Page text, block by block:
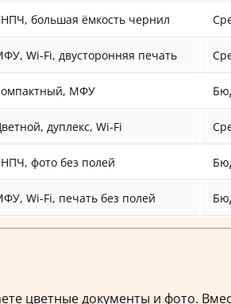
большая ёмкость чернил
Wi-Fi, двусторонняя печать
МФУ
дуплекс, Wi-Fi
фото без полей
Wi-Fi, печать без полей
цветные документы и фото.